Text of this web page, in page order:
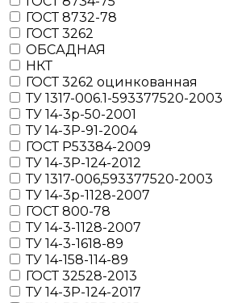
ГОСТ 8732-78
ГОСТ 3262
ОБСАДНАЯ
НКТ
ГОСТ 3262 оцинкованная
ТУ 1317-006.1-593377520-2003
ТУ 14-3р-50-2001
ТУ 14-3Р-91-2004
ГОСТ Р53384-2009
ТУ 14-3Р-124-2012
ТУ 1317-006,593377520-2003
ТУ 14-3р-1128-2007
ГОСТ 800-78
ТУ 14-3-1128-2007
ТУ 14-3-1618-89
ТУ 14-158-114-89
ГОСТ 32528-2013
ТУ 14-3Р-124-2017